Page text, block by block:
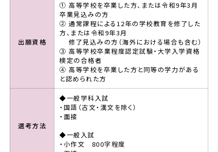
出願資格
① 高等学校を卒業した方、または令和9年3月
卒業見込みの方
② 通常課程による12年の学校教育を修了した
方、または令和9年3月
修了見込みの方（海外における場合も含む）
③ 高等学校卒業程度認定試験・大学入学資格
検定の合格者
④ 高等学校を卒業した方と同等の学力がある
と認められた方
選考方法
◆一般学科入試
・国語（古文・漢文を除く）
・面接
◆一般入試
・小作文 800字程度